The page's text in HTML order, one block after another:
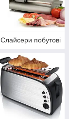
Слайсери побутові